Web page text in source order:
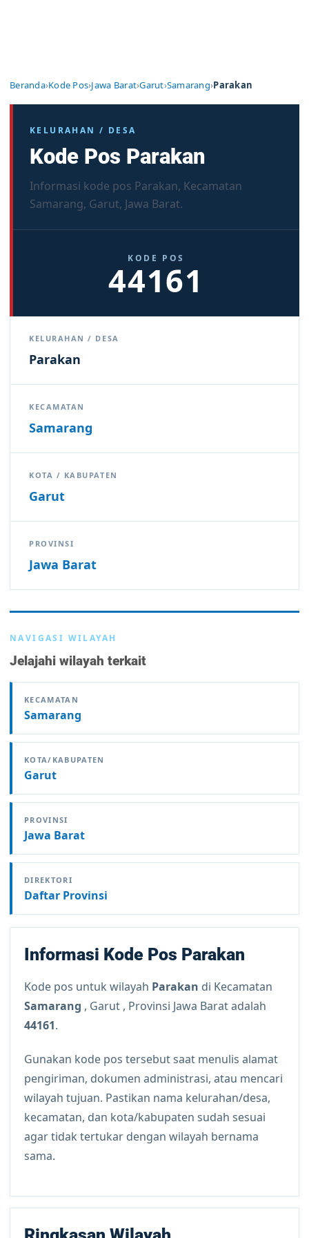
Beranda›Kode Pos›Jawa Barat›Garut›Samarang›Parakan
KELURAHAN / DESA
Kode Pos Parakan
Informasi kode pos Parakan, Kecamatan
Samarang, Garut, Jawa Barat.
KODE POS
44161
KELURAHAN / DESA
Parakan
KECAMATAN
Samarang
KOTA / KABUPATEN
Garut
PROVINSI
Jawa Barat
NAVIGASI WILAYAH
Jelajahi wilayah terkait
KECAMATAN
Samarang
KOTA/KABUPATEN
Garut
PROVINSI
Jawa Barat
DIREKTORI
Daftar Provinsi
Informasi Kode Pos Parakan
Kode pos untuk wilayah Parakan di Kecamatan
Samarang , Garut , Provinsi Jawa Barat adalah
44161.
Gunakan kode pos tersebut saat menulis alamat
pengiriman, dokumen administrasi, atau mencari
wilayah tujuan. Pastikan nama kelurahan/desa,
kecamatan, dan kota/kabupaten sudah sesuai
agar tidak tertukar dengan wilayah bernama
sama.